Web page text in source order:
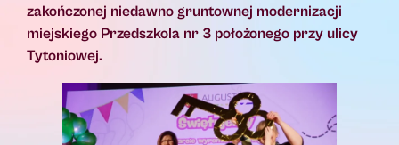
zakończonej niedawno gruntownej modernizacji
miejskiego Przedszkola nr 3 położonego przy ulicy
Tytoniowej.